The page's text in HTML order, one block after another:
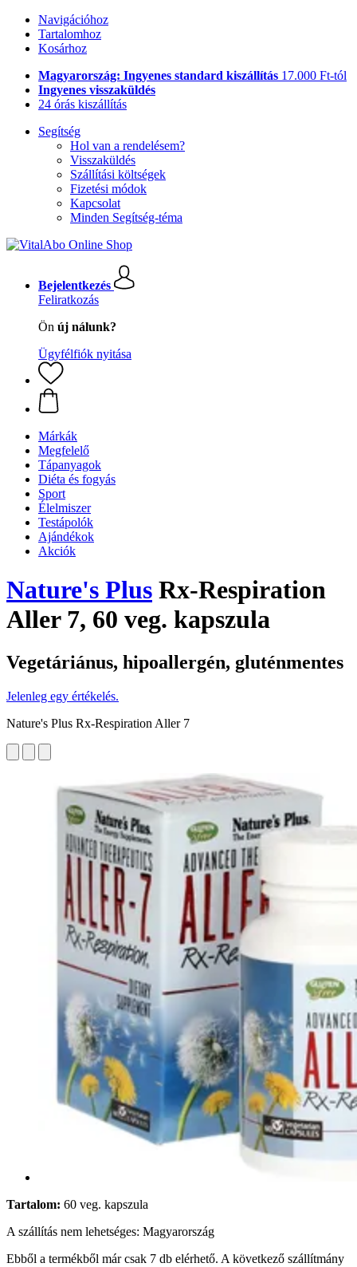
Navigációhoz
Tartalomhoz
Kosárhoz
Magyarország: Ingyenes standard kiszállítás 17.000 Ft-tól
Ingyenes visszaküldés
24 órás kiszállítás
Segítség
Hol van a rendelésem?
Visszaküldés
Szállítási költségek
Fizetési módok
Kapcsolat
Minden Segítség-téma
Bejelentkezés
Feliratkozás
Ön új nálunk?
Ügyfélfiók nyitása
Márkák
Megfelelő
Tápanyagok
Diéta és fogyás
Sport
Élelmiszer
Testápolók
Ajándékok
Akciók
Nature's Plus Rx-Respiration
Aller 7, 60 veg. kapszula
Vegetáriánus, hipoallergén, gluténmentes
Jelenleg egy értékelés.
Nature's Plus Rx-Respiration Aller 7
Tartalom: 60 veg. kapszula
A szállítás nem lehetséges: Magyarország
Ebből a termékből már csak 7 db elérhető. A következő szállítmány